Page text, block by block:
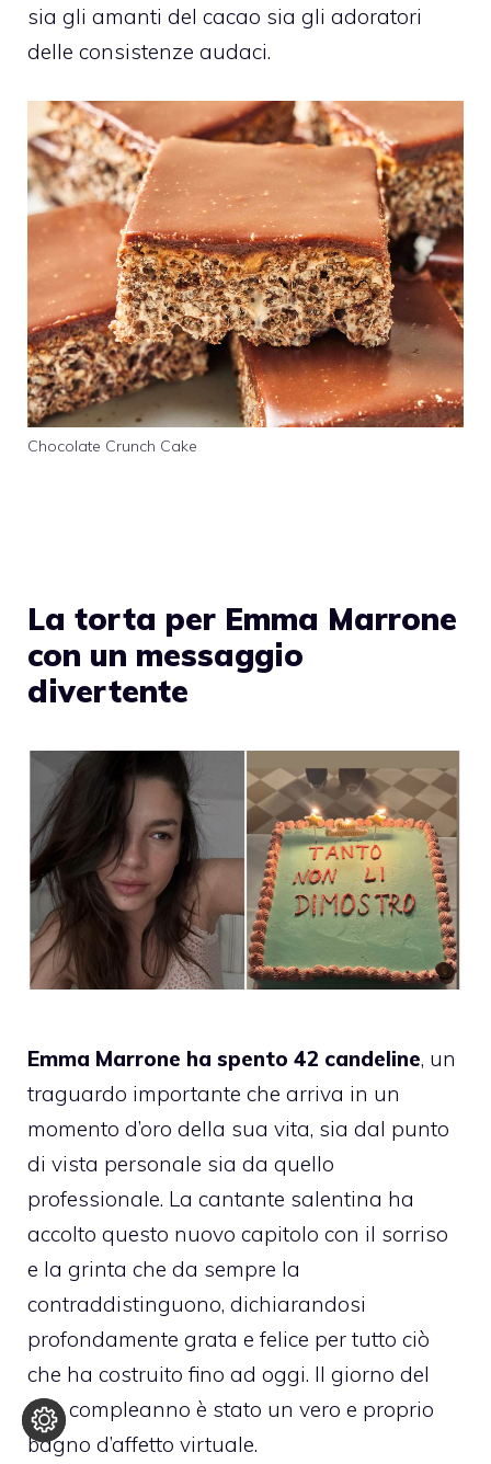
sia gli amanti del cacao sia gli adoratori
delle consistenze audaci.
Chocolate Crunch Cake
La torta per Emma Marrone
con un messaggio
divertente
Emma Marrone ha spento 42 candeline, un
traguardo importante che arriva in un
momento d’oro della sua vita, sia dal punto
di vista personale sia da quello
professionale. La cantante salentina ha
accolto questo nuovo capitolo con il sorriso
e la grinta che da sempre la
contraddistinguono, dichiarandosi
profondamente grata e felice per tutto ciò
che ha costruito fino ad oggi. Il giorno del
suo compleanno è stato un vero e proprio
bagno d’affetto virtuale.